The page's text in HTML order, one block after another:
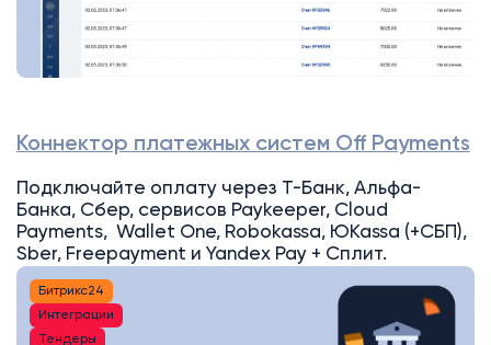
Коннектор платежных систем Off Payments
Подключайте оплату через Т-Банк, Альфа-
Банка, Сбер, сервисов Paykeeper, Cloud
Payments, Wallet One, Robokassa, ЮKassa (+СБП),
Sber, Freepayment и Yandex Pay + Сплит.
Битрикс24
Интеграции
Тендеры